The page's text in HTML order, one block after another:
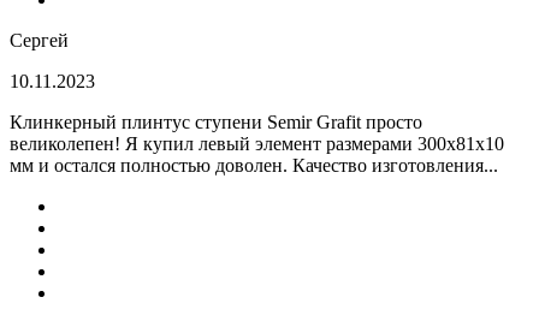
Сергей
10.11.2023
Клинкерный плинтус ступени Semir Grafit просто
великолепен! Я купил левый элемент размерами 300х81х10
мм и остался полностью доволен. Качество изготовления...